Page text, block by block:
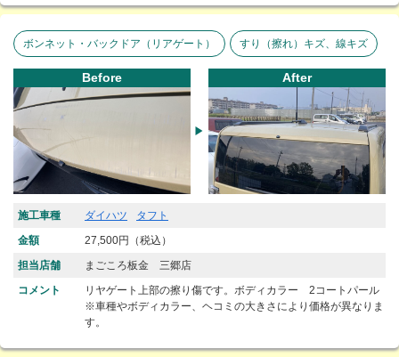
ボンネット・バックドア（リアゲート） すり（擦れ）キズ、線キズ
Before After
施工車種 ダイハツ
タフト
金額
27,500円（税込）
担当店舗
まごころ板金 三郷店
コメント
リヤゲート上部の擦り傷です。ボディカラー 2コートパール
※車種やボディカラー、ヘコミの大きさにより価格が異なりま
す。